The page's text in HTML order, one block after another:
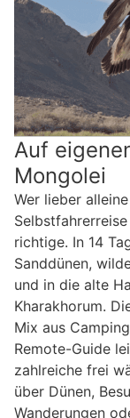
Auf
Mongolei
Wer lieber
richtige. In 14
Sanddünen,
und in die alte
Kharakhorum.
Mix aus
Remote-Guide
zahlreiche frei
über Dünen,
Wanderungen